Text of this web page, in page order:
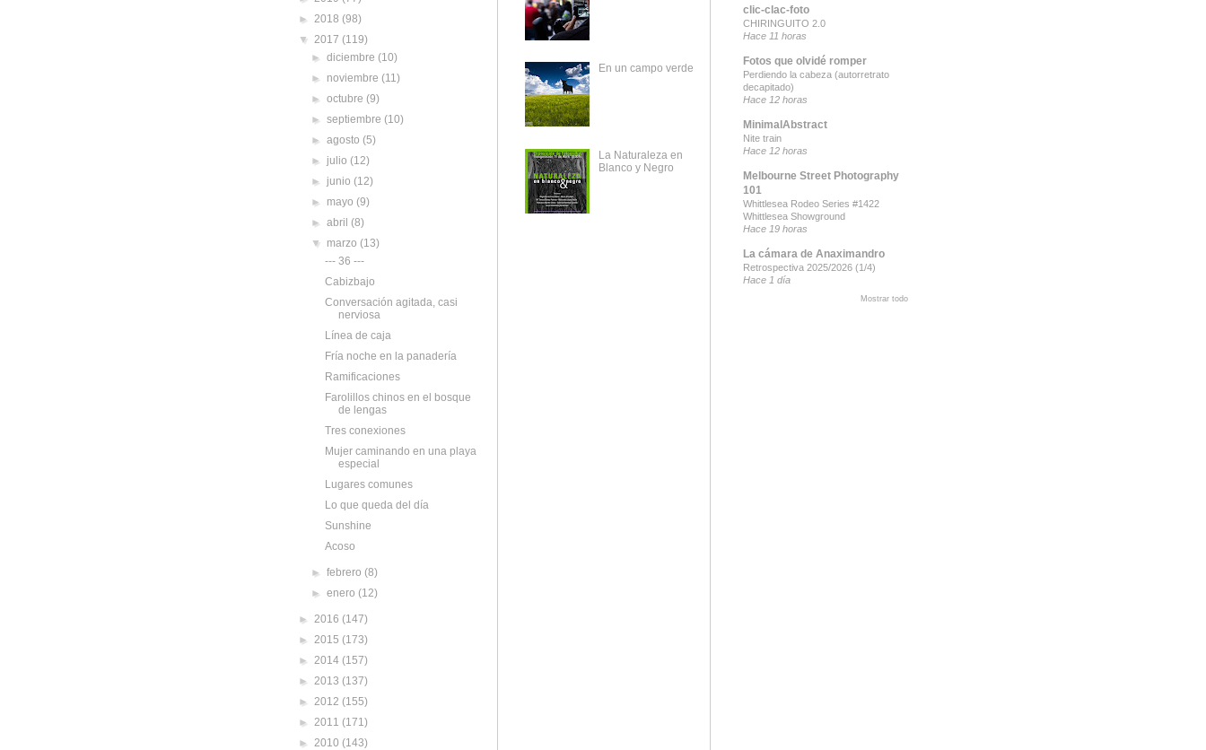
► 2018 (98)
▼ 2017 (119)
►diciembre(10)
► noviembre(11)
►octubre(9)
►septiembre(10)
►agosto(5)
► julio(12)
► junio(12)
► mayo(9)
►abril(8)
▼ marzo(13)
--- 36 ---
Cabizbajo
Conversación agitada, casi
nerviosa
Línea de caja
Fría noche en la panadería
Ramificaciones
Farolillos chinos en el bosque
de lengas
Tres conexiones
Mujer caminando en una playa
especial
Lugares comunes
Lo que queda del día
Sunshine
Acoso
►febrero(8)
►enero(12)
► 2016 (147)
► 2015 (173)
► 2014 (157)
► 2013 (137)
► 2012 (155)
► 2011 (171)
► 2010 (143)
En un campo verde
La Naturaleza en
Blanco y Negro
clic-clac-foto
CHIRINGUITO 2.0
Hace 11 horas
Fotos que olvidé romper
Perdiendo la cabeza (autorretrato
decapitado)
Hace 12 horas
MinimalAbstract
Nite train
Hace 12 horas
Melbourne Street Photography
101
Whittlesea Rodeo Series #1422
Whittlesea Showground
Hace 19 horas
La cámara de Anaximandro
Retrospectiva 2025/2026 (1/4)
Hace 1 día
Mostrar todo